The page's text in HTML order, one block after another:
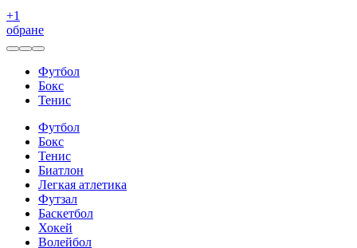
+1
обране
Футбол
Бокс
Тенис
Футбол
Бокс
Тенис
Биатлон
Легкая атлетика
Футзал
Баскетбол
Хокей
Волейбол